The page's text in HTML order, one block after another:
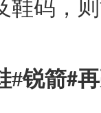
鞋码，
#锐箭#